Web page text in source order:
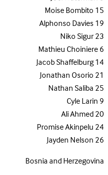
15
Moise Bombito
19
Alphonso Davies
23
Niko Sigur
6
Mathieu Choiniere
14
Jacob Shaffelburg
21
Jonathan Osorio
25
Nathan Saliba
9
Cyle Larin
20
Ali Ahmed
24
Promise Akinpelu
26
Jayden Nelson
Bosnia and Herzegovina